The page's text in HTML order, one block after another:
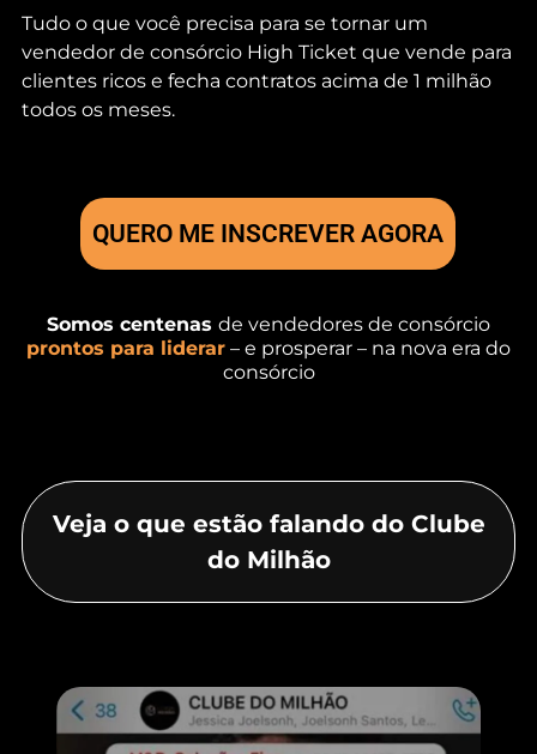
Tudo o que você precisa para se tornar um
vendedor de consórcio High Ticket que vende para
clientes ricos e fecha contratos acima de 1 milhão
todos os meses.
QUERO ME INSCREVER AGORA
Somos centenas de vendedores de consórcio
prontos para liderar – e prosperar – na nova era do
consórcio
Veja o que estão falando do Clube
do Milhão